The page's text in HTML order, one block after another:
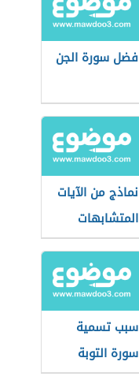
فضل سورة الجن
نماذج من الآيات
المتشابهات
سبب تسمية
سورة التوبة